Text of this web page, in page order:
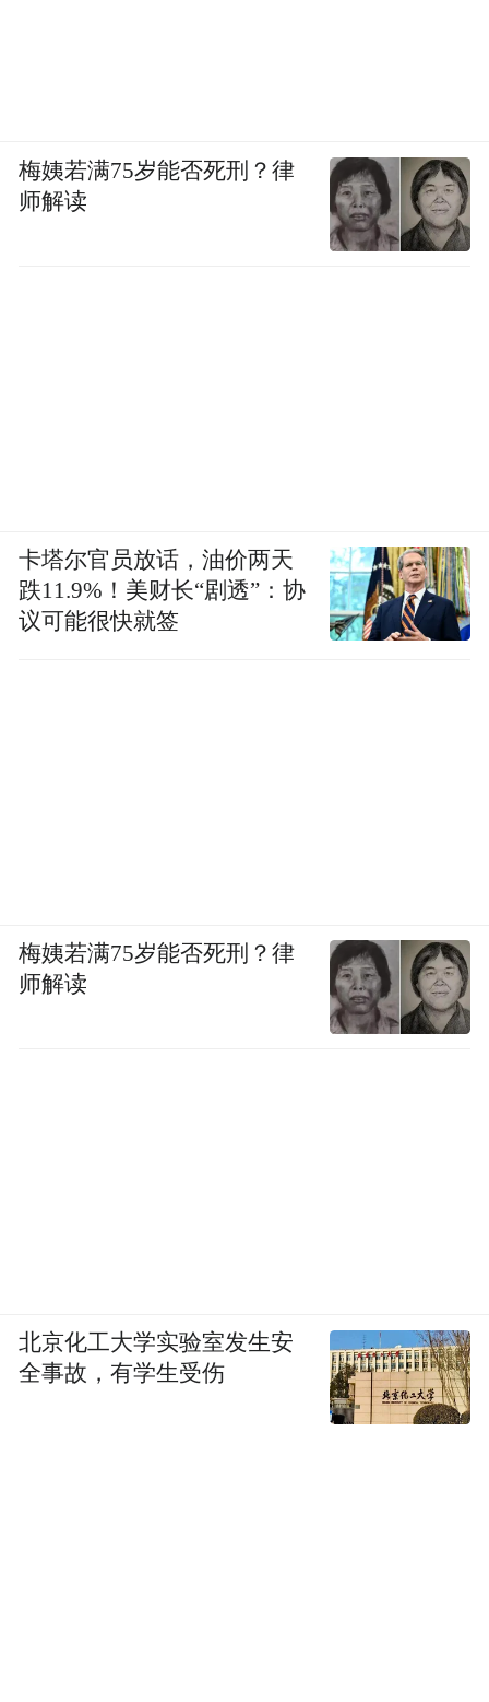
梅姨若满75岁能否死刑？律
师解读
卡塔尔官员放话，油价两天
跌11.9%！美财长“剧透”：协
议可能很快就签
梅姨若满75岁能否死刑？律
师解读
北京化工大学实验室发生安
全事故，有学生受伤